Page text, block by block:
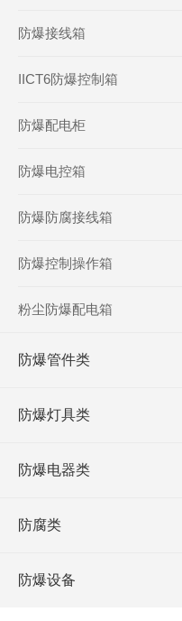
防爆接线箱
IICT6防爆控制箱
防爆配电柜
防爆电控箱
防爆防腐接线箱
防爆控制操作箱
粉尘防爆配电箱
防爆管件类
防爆灯具类
防爆电器类
防腐类
防爆设备